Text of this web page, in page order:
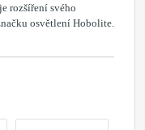
rozšíření svého
osvětlení Hobolite.